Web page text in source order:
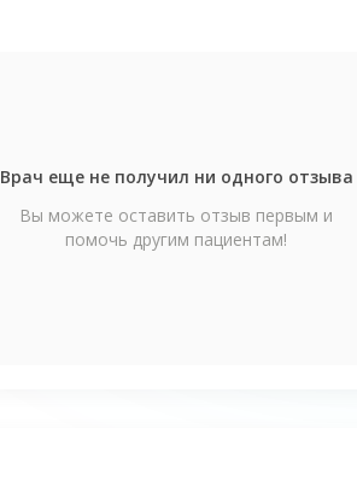
Врач еще не получил ни одного отзыва
Вы можете оставить отзыв первым и
помочь другим пациентам!